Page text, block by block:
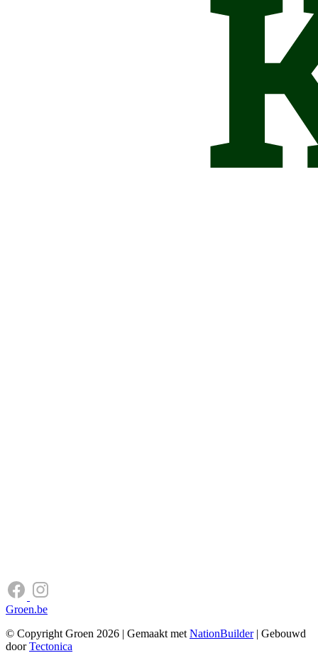
Groen.be
© Copyright Groen 2026 | Gemaakt met NationBuilder| Gebouwd
doorTectonica